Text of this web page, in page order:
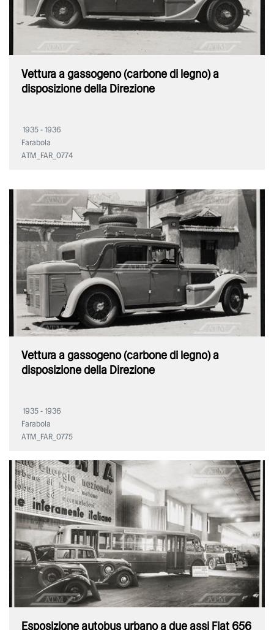
Vettura a gassogeno (carbone di legno) a
disposizione della Direzione
1935 - 1936
Farabola
ATM_FAR_0774
Vettura a gassogeno (carbone di legno) a
disposizione della Direzione
1935 - 1936
Farabola
ATM_FAR_0775
Esposizione autobus urbano a due assi Fiat 656